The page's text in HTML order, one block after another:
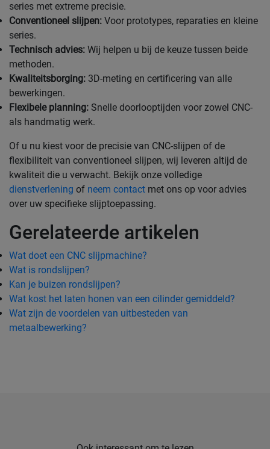
series met extreme precisie.
Conventioneel slijpen: Voor prototypes, reparaties en kleine
series.
Technisch advies: Wij helpen u bij de keuze tussen beide
methoden.
Kwaliteitsborging: 3D-meting en certificering van alle
bewerkingen.
Flexibele planning: Snelle doorlooptijden voor zowel CNC-
als handmatig werk.
Of u nu kiest voor de precisie van CNC-slijpen of de
flexibiliteit van conventioneel slijpen, wij leveren altijd de
kwaliteit die u verwacht. Bekijk onze volledige
dienstverlening of neem contact met ons op voor advies
over uw specifieke slijptoepassing.
Gerelateerde artikelen
Wat doet een CNC slijpmachine?
Wat is rondslijpen?
Kan je buizen rondslijpen?
Wat kost het laten honen van een cilinder gemiddeld?
Wat zijn de voordelen van uitbesteden van
metaalbewerking?